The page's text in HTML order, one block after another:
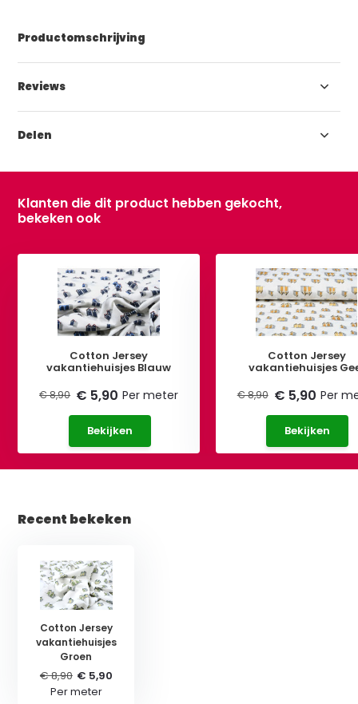
Productomschrijving
Reviews
Delen
Klanten die dit product hebben gekocht,
bekeken ook
Cotton Jersey
vakantiehuisjes Blauw
€ 8,90 € 5,90 Per meter
Bekijken
Cotton Jersey
vakantiehuisjes
€ 8,90 € 5,90 Per
Bekijken
Recent bekeken
Cotton Jersey
vakantiehuisjes
Groen
€ 8,90 € 5,90
Per meter